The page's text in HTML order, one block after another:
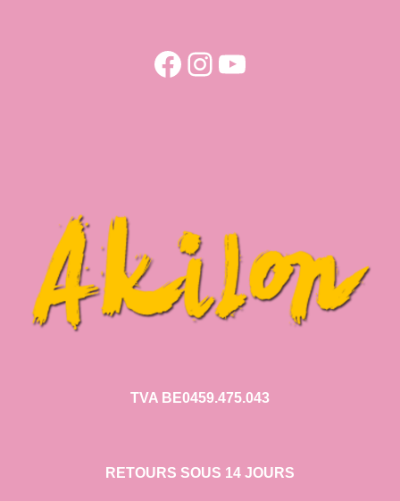
Facebook
Instagram
YouTube
TVA BE0459.475.043
RETOURS SOUS 14 JOURS